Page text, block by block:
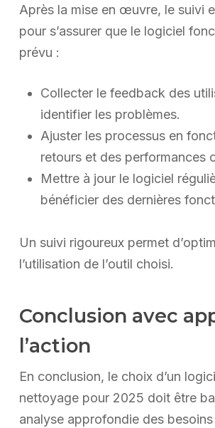
Après la mise en œuvre, le suivi
pour s’assurer que le logiciel
prévu :
Collecter le feedback des
identifier les problèmes.
Ajuster les processus en
retours et des performances
Mettre à jour le logiciel
bénéficier des dernières
Un suivi rigoureux permet
l’utilisation de l’outil choisi.
Conclusion avec
l’action
En conclusion, le choix d’un
nettoyage pour 2025 doit être
analyse approfondie des